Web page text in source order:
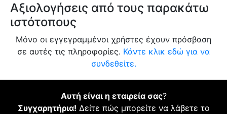
Αξιολογήσεις από τους παρακάτω
ιστότοπους
Μόνο οι εγγεγραμμένοι χρήστες έχουν πρόσβαση
σε αυτές τις πληροφορίες. Κάντε κλικ εδώ για να
συνδεθείτε.
Αυτή είναι η εταιρεία σας?
Συγχαρητήρια! Δείτε πώς μπορείτε να λάβετε το